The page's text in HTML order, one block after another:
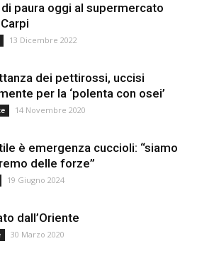
paura oggi al supermercato
13 Dicembre 2022
dei pettirossi, uccisi
per la ‘polenta con osei’
14 Novembre 2020
è emergenza cuccioli: “siamo
delle forze”
19 Giugno 2024
dall’Oriente
30 Marzo 2020